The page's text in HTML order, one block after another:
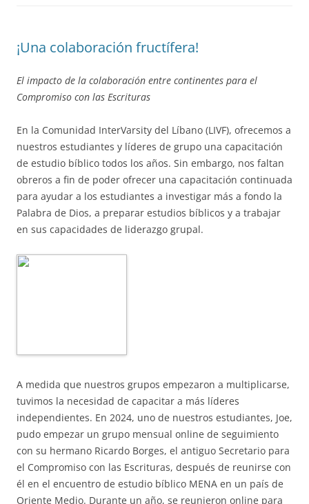
¡Una colaboración fructífera!
El impacto de la colaboración entre continentes para el
Compromiso con las Escrituras
En la Comunidad InterVarsity del Líbano (LIVF), ofrecemos a
nuestros estudiantes y líderes de grupo una capacitación
de estudio bíblico todos los años. Sin embargo, nos faltan
obreros a fin de poder ofrecer una capacitación continuada
para ayudar a los estudiantes a investigar más a fondo la
Palabra de Dios, a preparar estudios bíblicos y a trabajar
en sus capacidades de liderazgo grupal.
A medida que nuestros grupos empezaron a multiplicarse,
tuvimos la necesidad de capacitar a más líderes
independientes. En 2024, uno de nuestros estudiantes, Joe,
pudo empezar un grupo mensual online de seguimiento
con su hermano Ricardo Borges, el antiguo Secretario para
el Compromiso con las Escrituras, después de reunirse con
él en el encuentro de estudio bíblico MENA en un país de
Oriente Medio. Durante un año, se reunieron online para